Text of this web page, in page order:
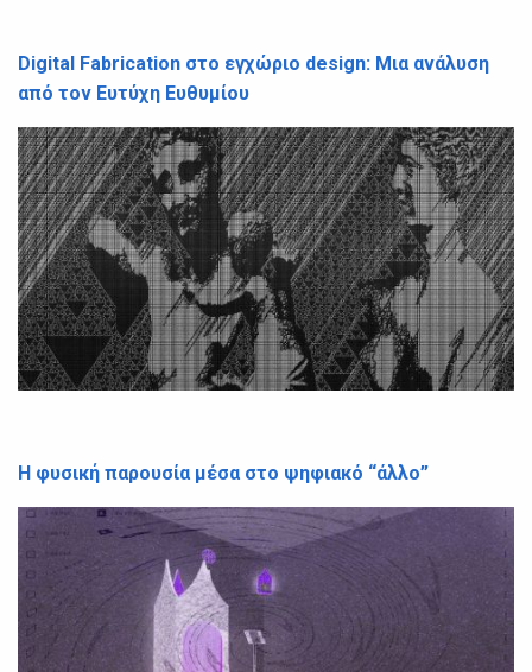
Digital Fabrication στο εγχώριο design: Μια ανάλυση
από τον Ευτύχη Ευθυμίου
Η φυσική παρουσία μέσα στο ψηφιακό “άλλο”